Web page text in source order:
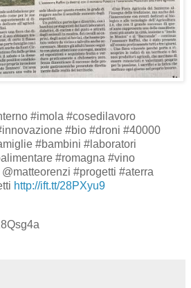
#imola #cosedilavoro
#bio #droni #40000
#bambini #laboratori
#romagna #vino
#progetti #aterra
http://ift.tt/28PXyu9